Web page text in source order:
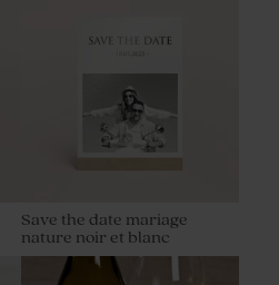
Save the date mariage
nature noir et blanc